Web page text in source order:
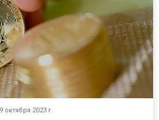
9 октября 2023 г.